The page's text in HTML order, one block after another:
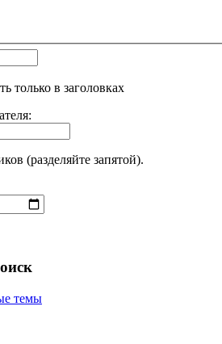
только в заголовках
(разделяйте запятой).
темы